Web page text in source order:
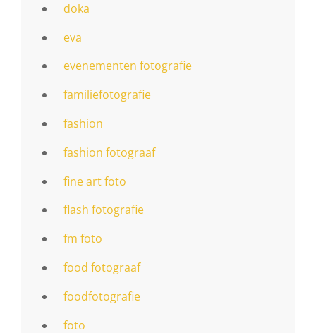
doka
eva
evenementen fotografie
familiefotografie
fashion
fashion fotograaf
fine art foto
flash fotografie
fm foto
food fotograaf
foodfotografie
foto